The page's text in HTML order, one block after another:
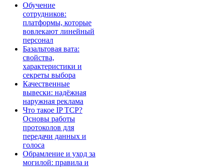
Обучение
сотрудников:
платформы, которые
вовлекают линейный
персонал
Базальтовая вата:
свойства,
характеристики и
секреты выбора
Качественные
вывески: надёжная
наружная реклама
Что такое IP TCP?
Основы работы
протоколов для
передачи данных и
голоса
Обрамление и уход за
могилой: правила и